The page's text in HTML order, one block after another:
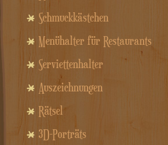
Schmuckkästchen
Menühalter für Restaurants
Serviettenhalter
Auszeichnungen
Rätsel
3D-Porträts